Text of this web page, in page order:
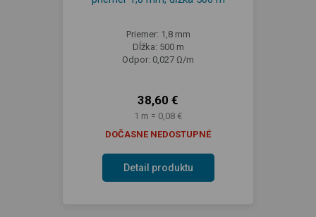
Priemer: 1,8 mm
Dĺžka: 500 m
Odpor: 0,027 Ω/m
38,60 €
1 m = 0,08 €
DOČASNE NEDOSTUPNÉ
Detail produktu